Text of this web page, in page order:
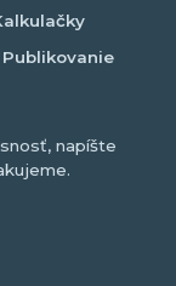
Publikovanie
napíšte